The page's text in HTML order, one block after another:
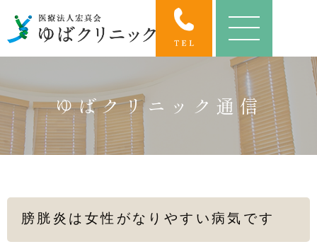
ゆばクリニック通信
膀胱炎は女性がなりやすい病気です